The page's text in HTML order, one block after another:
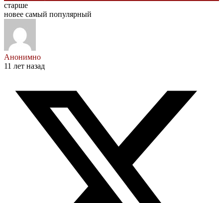
старше
новее самый популярный
Анонимно
11 лет назад